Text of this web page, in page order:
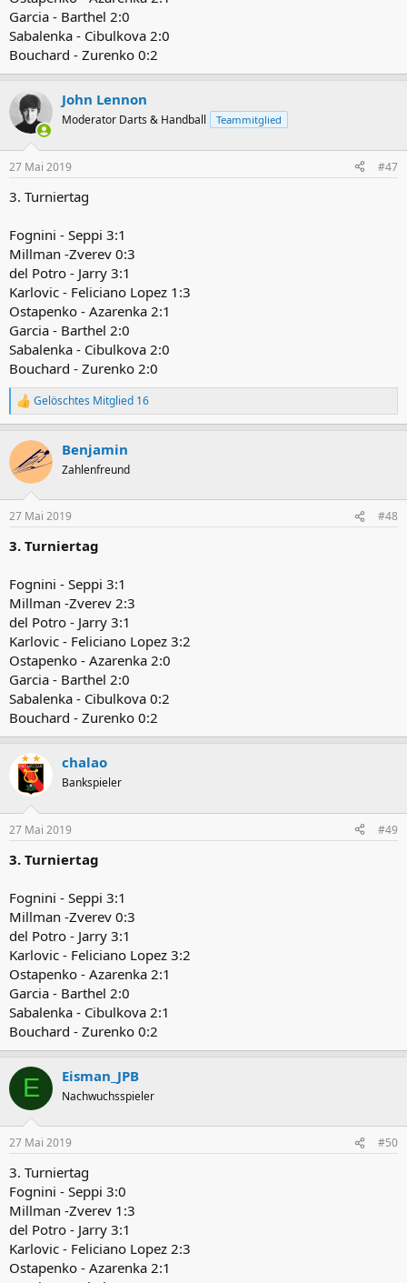
Garcia - Barthel 2:0
Sabalenka - Cibulkova 2:0
Bouchard - Zurenko 0:2
John Lennon
Moderator Darts & Handball Teammitglied
27 Mai 2019 #47
3. Turniertag
Fognini - Seppi 3:1
Millman -Zverev 0:3
del Potro - Jarry 3:1
Karlovic - Feliciano Lopez 1:3
Ostapenko - Azarenka 2:1
Garcia - Barthel 2:0
Sabalenka - Cibulkova 2:0
Bouchard - Zurenko 2:0
R
e
k
t
i
e
:
Gelöschtes Mitglied 16
Benjamin
Zahlenfreund
27 Mai 2019 #48
3. Turniertag
Fognini - Seppi 3:1
Millman -Zverev 2:3
del Potro - Jarry 3:1
Karlovic - Feliciano Lopez 3:2
Ostapenko - Azarenka 2:0
Garcia - Barthel 2:0
Sabalenka - Cibulkova 0:2
Bouchard - Zurenko 0:2
chalao
Bankspieler
27 Mai 2019 #49
3. Turniertag
Fognini - Seppi 3:1
Millman -Zverev 0:3
del Potro - Jarry 3:1
Karlovic - Feliciano Lopez 3:2
Ostapenko - Azarenka 2:1
Garcia - Barthel 2:0
Sabalenka - Cibulkova 2:1
Bouchard - Zurenko 0:2
E Eisman_JPB
Nachwuchsspieler
27 Mai 2019 #50
3. Turniertag
Fognini - Seppi 3:0
Millman -Zverev 1:3
del Potro - Jarry 3:1
Karlovic - Feliciano Lopez 2:3
Ostapenko - Azarenka 2:1